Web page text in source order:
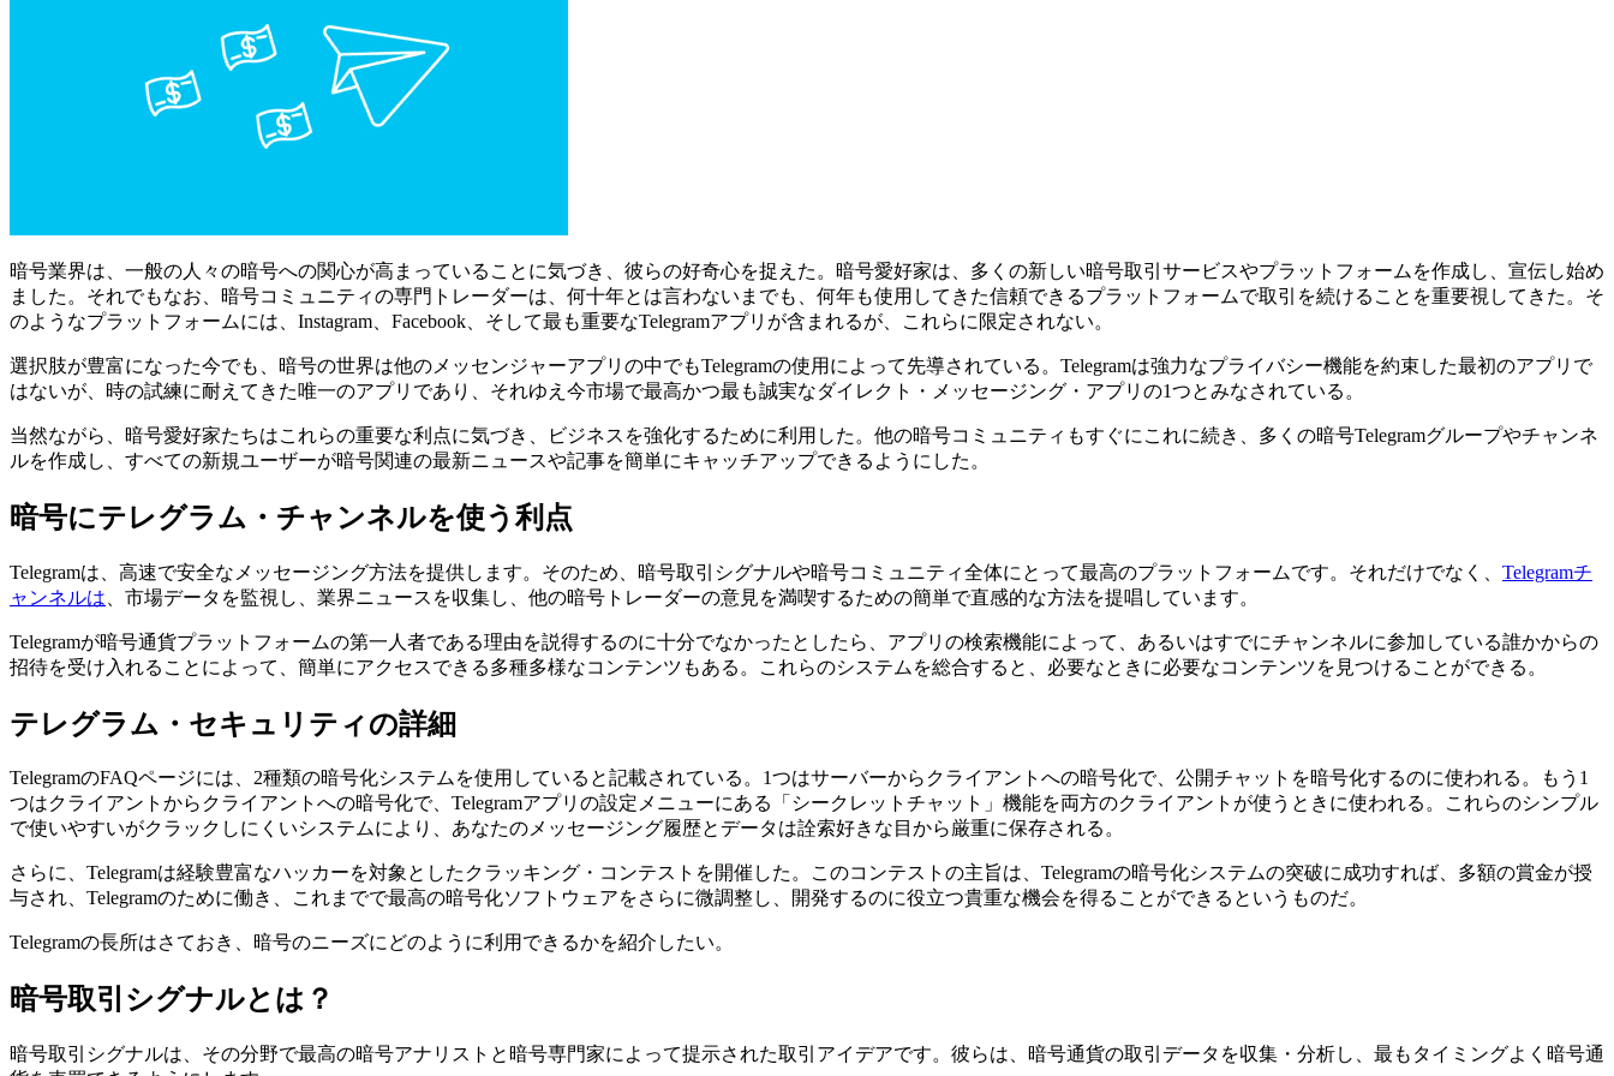
暗号業界は、一般の人々の暗号への関心が高まっていることに気づき、彼らの好奇心を捉えた。暗号愛好家は、多くの新しい暗号取引サービスやプラットフォームを作成し、宣伝し始め
ました。それでもなお、暗号コミュニティの専門トレーダーは、何十年とは言わないまでも、何年も使用してきた信頼できるプラットフォームで取引を続けることを重要視してきた。そ
のようなプラットフォームには、Instagram、Facebook、そして最も重要なTelegramアプリが含まれるが、これらに限定されない。
選択肢が豊富になった今でも、暗号の世界は他のメッセンジャーアプリの中でもTelegramの使用によって先導されている。Telegramは強力なプライバシー機能を約束した最初のアプリで
はないが、時の試練に耐えてきた唯一のアプリであり、それゆえ今市場で最高かつ最も誠実なダイレクト・メッセージング・アプリの1つとみなされている。
当然ながら、暗号愛好家たちはこれらの重要な利点に気づき、ビジネスを強化するために利用した。他の暗号コミュニティもすぐにこれに続き、多くの暗号Telegramグループやチャンネ
ルを作成し、すべての新規ユーザーが暗号関連の最新ニュースや記事を簡単にキャッチアップできるようにした。
暗号にテレグラム・チャンネルを使う利点
Telegramは、高速で安全なメッセージング方法を提供します。そのため、暗号取引シグナルや暗号コミュニティ全体にとって最高のプラットフォームです。それだけでなく、 Telegramチ
ャンネルは 、市場データを監視し、業界ニュースを収集し、他の暗号トレーダーの意見を満喫するための簡単で直感的な方法を提唱しています。
Telegramが暗号通貨プラットフォームの第一人者である理由を説得するのに十分でなかったとしたら、アプリの検索機能によって、あるいはすでにチャンネルに参加している誰かからの
招待を受け入れることによって、簡単にアクセスできる多種多様なコンテンツもある。これらのシステムを総合すると、必要なときに必要なコンテンツを見つけることができる。
テレグラム・セキュリティの詳細
TelegramのFAQページには、2種類の暗号化システムを使用していると記載されている。1つはサーバーからクライアントへの暗号化で、公開チャットを暗号化するのに使われる。もう1
つはクライアントからクライアントへの暗号化で、Telegramアプリの設定メニューにある「シークレットチャット」機能を両方のクライアントが使うときに使われる。これらのシンプル
で使いやすいがクラックしにくいシステムにより、あなたのメッセージング履歴とデータは詮索好きな目から厳重に保存される。
さらに、Telegramは経験豊富なハッカーを対象としたクラッキング・コンテストを開催した。このコンテストの主旨は、Telegramの暗号化システムの突破に成功すれば、多額の賞金が授
与され、Telegramのために働き、これまでで最高の暗号化ソフトウェアをさらに微調整し、開発するのに役立つ貴重な機会を得ることができるというものだ。
Telegramの長所はさておき、暗号のニーズにどのように利用できるかを紹介したい。
暗号取引シグナルとは？
暗号取引シグナルは、その分野で最高の暗号アナリストと暗号専門家によって提示された取引アイデアです。彼らは、暗号通貨の取引データを収集・分析し、最もタイミングよく暗号通